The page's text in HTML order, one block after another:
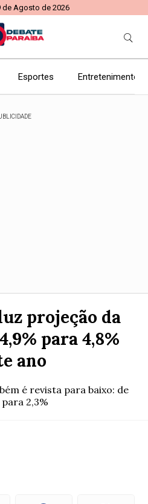
de Agosto de 2026
Esportes Entretenimento
projeção da
para 4,8%
ano
é revista para baixo: de
para 2,3%